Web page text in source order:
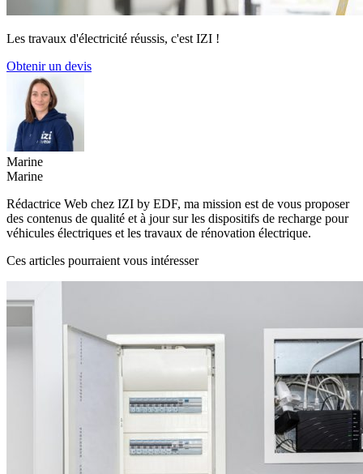
Les travaux d'électricité réussis, c'est IZI !
Obtenir un devis
Marine
Marine
Rédactrice Web chez IZI by EDF, ma mission est de vous proposer
des contenus de qualité et à jour sur les dispositifs de recharge pour
véhicules électriques et les travaux de rénovation électrique.
Ces articles pourraient vous intéresser